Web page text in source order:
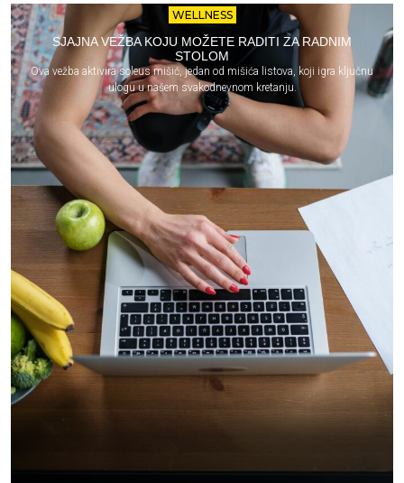
WELLNESS
SJAJNA VEŽBA KOJU MOŽETE RADITI ZA RADNIM
STOLOM
Ova vežba aktivira soleus mišić, jedan od mišića listova, koji igra ključnu
ulogu u našem svakodnevnom kretanju.